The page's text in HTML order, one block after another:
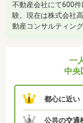
不動産会社にて600
験。現在は株式会社
動産コンサルティング
一
中央
1 都心に近い
2 公共の交通